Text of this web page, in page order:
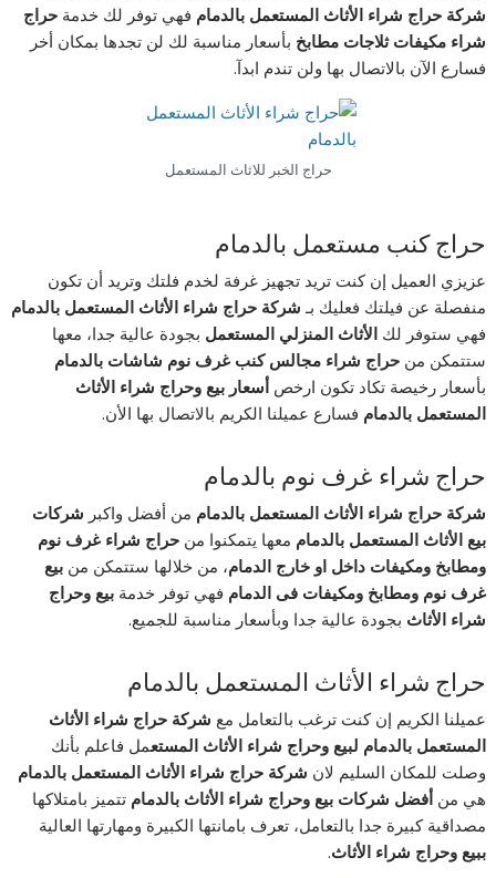
شركة حراج شراء الأثاث المستعمل بالدمام فهي توفر لك خدمةحراج
شراء مكيفات ثلاجات مطابخ بأسعار مناسبة لك لن تجدها بمكان أخر
فسارع الآن بالاتصال بها ولن تندم ابدآ.
حراج الخبر للاثاث المستعمل
حراج كنب مستعمل بالدمام
عزيزي العميل إن كنت تريد تجهيز غرفة لخدم فلتك وتريد أن تكون
منفصلة عن فيلتك فعليك بـ شركة حراج شراء الأثاث المستعمل بالدمام
فهي ستوفر لكالأثاث المنزلي المستعمل بجودة عالية جدا، معها
ستتمكن منحراج شراء مجالس كنب غرف نوم شاشات بالدمام
بأسعار رخيصة تكاد تكون ارخصأسعار بيع وحراج شراء الأثاث
المستعمل بالدمام فسارع عميلنا الكريم بالاتصال بها الأن.
حراج شراء غرف نوم بالدمام
شركة حراج شراء الأثاث المستعمل بالدمام من أفضل واكبر شركات
بيع الأثاث المستعمل بالدمام معها يتمكنوا منحراج شراء غرف نوم
ومطابخ ومكيفات داخل او خارج الدمام، من خلالها ستتمكن منبيع
غرف نوم ومطابخ ومكيفات فى الدمام فهي توفر خدمةبيع وحراج
شراء الأثاث بجودة عالية جدا وبأسعار مناسبة للجميع.
حراج شراء الأثاث المستعمل بالدمام
عميلنا الكريم إن كنت ترغب بالتعامل مع شركة حراج شراء الأثاث
المستعمل بالدمام لبيع وحراج شراء الأثاث المستعمل فاعلم بأنك
وصلت للمكان السليم لان شركة حراج شراء الأثاث المستعمل بالدمام
هي منأفضل شركات بيع وحراج شراء الأثاث بالدمام تتميز بامتلاكها
مصداقية كبيرة جدا بالتعامل، تعرف بامانتها الكبيرة ومهارتها العالية
ببيع وحراج شراء الأثاث.